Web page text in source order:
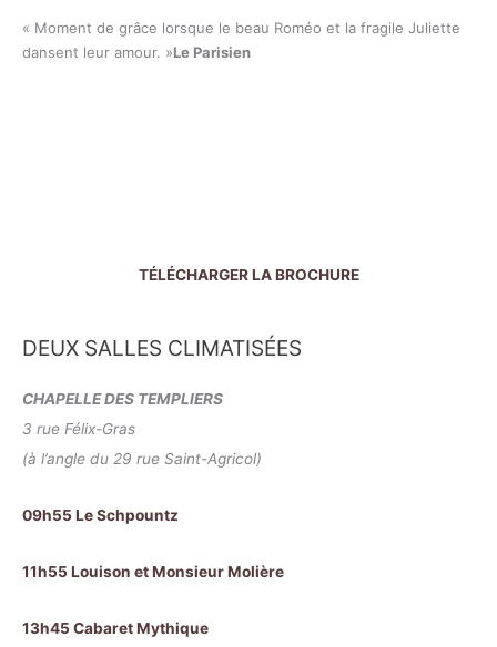
« Moment de grâce lorsque le beau Roméo et la fragile Juliette
dansent leur amour. »Le Parisien
TÉLÉCHARGER LA BROCHURE
DEUX SALLES CLIMATISÉES
CHAPELLE DES TEMPLIERS
3 rue Félix-Gras
(à l’angle du 29 rue Saint-Agricol)
09h55 Le Schpountz
11h55 Louison et Monsieur Molière
13h45 Cabaret Mythique